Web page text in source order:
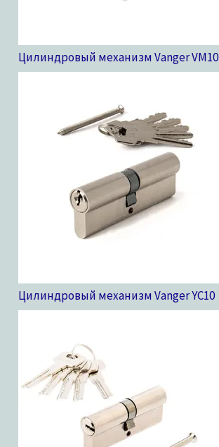
Цилиндровый механизм Vanger VM10
Цилиндровый механизм Vanger YC10